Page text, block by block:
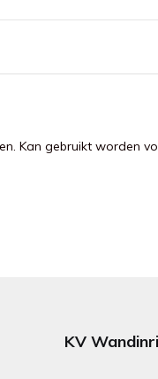
Kan gebruikt worden
KV